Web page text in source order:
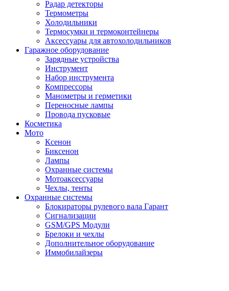
Радар детекторы
Термометры
Холодильники
Термосумки и термоконтейнеры
Аксессуары для автохолодильников
Гаражное оборудование
Зарядные устройства
Инструмент
Набор инструмента
Компрессоры
Манометры и герметики
Переносные лампы
Провода пусковые
Косметика
Мото
Ксенон
Биксенон
Лампы
Охранные системы
Мотоаксессуары
Чехлы, тенты
Охранные системы
Блокираторы рулевого вала Гарант
Сигнализации
GSM/GPS Модули
Брелоки и чехлы
Дополнительное оборудование
Иммобилайзеры